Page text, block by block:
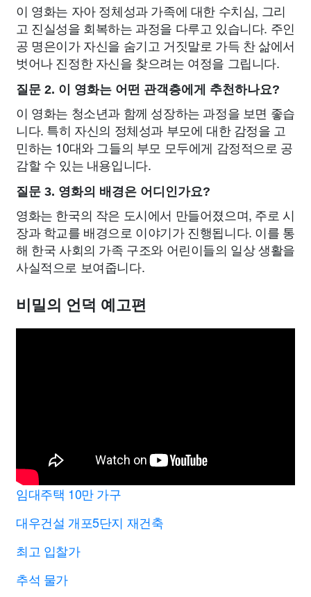
이 영화는 자아 정체성과 가족에 대한 수치심, 그리
고 진실성을 회복하는 과정을 다루고 있습니다. 주인
공 명은이가 자신을 숨기고 거짓말로 가득 찬 삶에서
벗어나 진정한 자신을 찾으려는 여정을 그립니다.
질문 2. 이 영화는 어떤 관객층에게 추천하나요?
이 영화는 청소년과 함께 성장하는 과정을 보면 좋습
니다. 특히 자신의 정체성과 부모에 대한 감정을 고
민하는 10대와 그들의 부모 모두에게 감정적으로 공
감할 수 있는 내용입니다.
질문 3. 영화의 배경은 어디인가요?
영화는 한국의 작은 도시에서 만들어졌으며, 주로 시
장과 학교를 배경으로 이야기가 진행됩니다. 이를 통
해 한국 사회의 가족 구조와 어린이들의 일상 생활을
사실적으로 보여줍니다.
비밀의 언덕 예고편
임대주택 10만 가구
대우건설 개포5단지 재건축
최고 입찰가
추석 물가